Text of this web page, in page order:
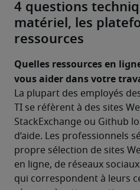
4 questions
matériel, les
ressources
Quelles ressources en
vous aider dans votre
La plupart des employés
TI se réfèrent à des sites
StackExchange ou Github
d’aide. Les professionnels
propre sélection de sites
en ligne, de réseaux
qui correspondent à leurs